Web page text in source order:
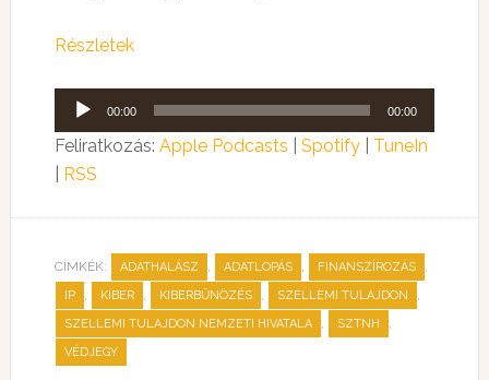
Részletek
Audió
lejátszó
00:00 00:00
Feliratkozás: Apple Podcasts Spotify| TuneIn
RSS
CÍMKÉK: ADATHALÁSZ , ADATLOPÁS , FINANSZÍROZÁS ,
IP , KIBER , KIBERBŰNÖZÉS , SZELLEMI TULAJDON ,
SZELLEMI TULAJDON NEMZETI HIVATALA , SZTNH ,
VÉDJEGY